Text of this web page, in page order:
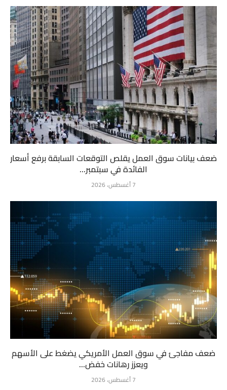
ضعف بيانات سوق العمل يقلص التوقعات السابقة برفع أسعار
الفائدة في سبتمبر...
7 أغسطس، 2026
ضعف مفاجئ في سوق العمل الأمريكي يضغط على الأسهم
ويعزز رهانات خفض...
7 أغسطس، 2026